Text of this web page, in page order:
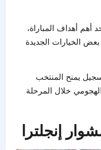
أهداف المباراة،
الخيارات الجديدة
يمنح المنتخب
خلال المرحلة
إنجلترا